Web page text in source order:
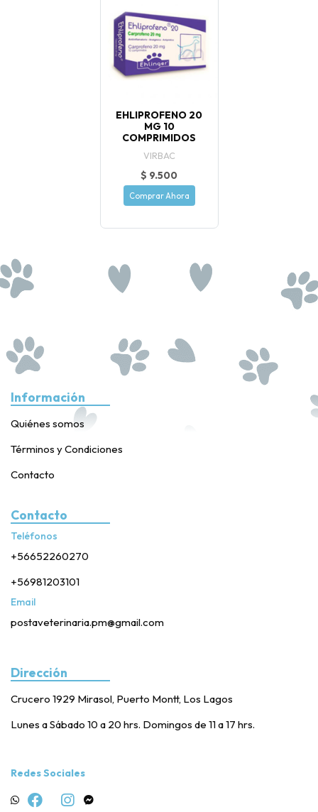
EHLIPROFENO 20
MG 10
COMPRIMIDOS
VIRBAC
$ 9.500
Comprar Ahora
Información
Quiénes somos
Términos y Condiciones
Contacto
Contacto
Teléfonos
+56652260270
+56981203101
Email
postaveterinaria.pm@gmail.com
Dirección
Crucero 1929 Mirasol, Puerto Montt, Los Lagos
Lunes a Sábado 10 a 20 hrs. Domingos de 11 a 17 hrs.
Redes Sociales